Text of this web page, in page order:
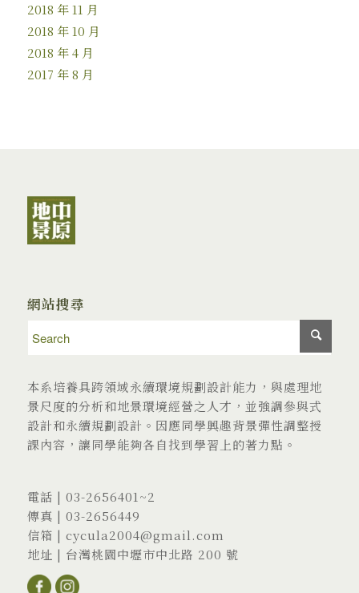
2018 年 11 月
2018 年 10 月
2018 年 4 月
2017 年 8 月
網站搜尋
本系培養具跨領域永續環境規劃設計能力，與處理地
景尺度的分析和地景環境經營之人才，並強調參與式
設計和永續規劃設計。因應同學興趣背景彈性調整授
課內容，讓同學能夠各自找到學習上的著力點。
電話 | 03-2656401 ~2
傳真 | 03-2656449
信箱 | cycula2004@gmail.com
地址 | 台灣桃園中壢市中北路 200 號